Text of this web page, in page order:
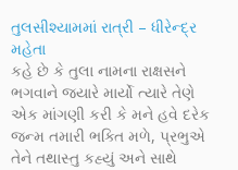
તુલસીશ્યામમાં રાત્રી – ધીરેન્દ્ર
મહેતા
કહે છે કે તુલા નામના રાક્ષસને
ભગવાને જ્યારે માર્યો ત્યારે તેણે
એક માંગણી કરી કે મને હવે દરેક
જન્મ તમારી ભક્તિ મળે, પ્રભુએ
તેને તથાસ્તુ કહ્યું અને સાથે